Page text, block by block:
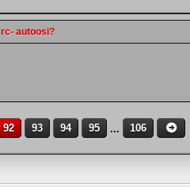
autoosi?
92 93 94 95 ... 106